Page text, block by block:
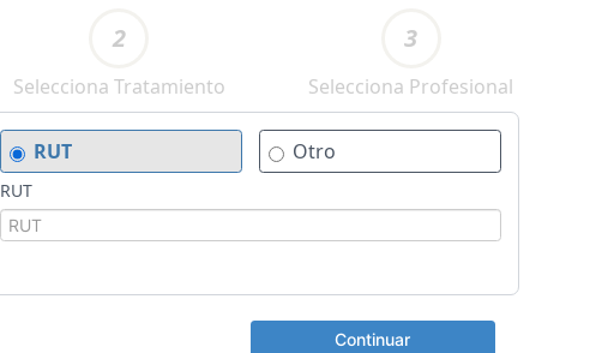
2
Selecciona Tratamiento
3
Selecciona Profesional
RUT Otro
RUT
Continuar